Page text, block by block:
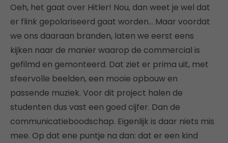
Oeh, het gaat over Hitler! Nou, dan weet je wel dat
er flink gepolariseerd gaat worden… Maar voordat
we ons daaraan branden, laten we eerst eens
kijken naar de manier waarop de commercial is
gefilmd en gemonteerd. Dat ziet er prima uit, met
sfeervolle beelden, een mooie opbouw en
passende muziek. Voor dit project halen de
studenten dus vast een goed cijfer. Dan de
communicatieboodschap. Eigenlijk is daar niets mis
mee. Op dat ene puntje na dan: dat er een kind